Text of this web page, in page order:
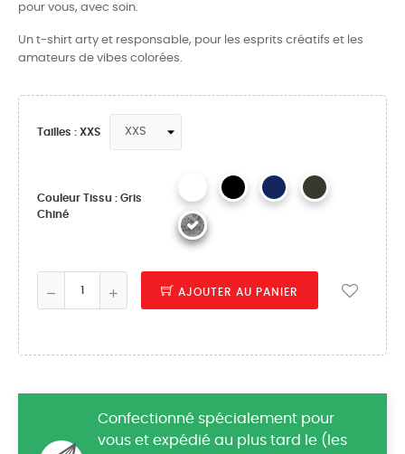
pour vous, avec soin.
Un t-shirt arty et responsable, pour les esprits créatifs et les
amateurs de vibes colorées.
Tailles : XXS
Couleur Tissu : Gris
Chiné
AJOUTER AU PANIER
Confectionné spécialement pour
vous et expédié au plus tard le (les